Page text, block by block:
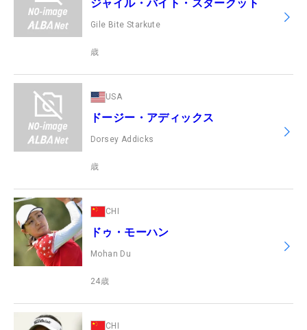
ジャイル・バイト・スタークット
Gile Bite Starkute
歳
USA
ドージー・アディックス
Dorsey Addicks
歳
CHI
ドゥ・モーハン
Mohan Du
24歳
CHI